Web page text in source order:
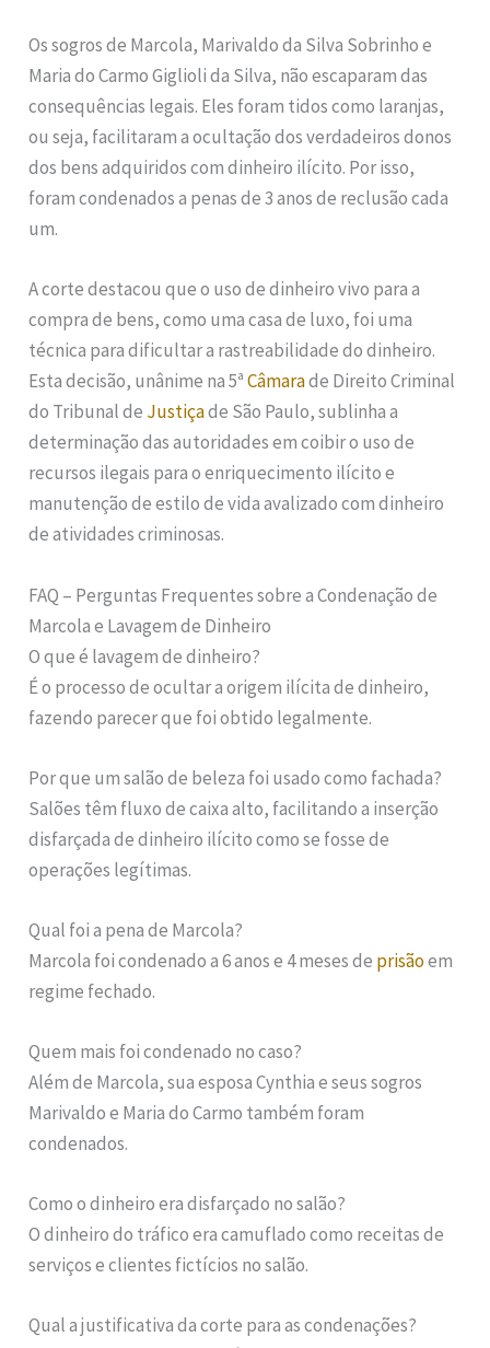
Os sogros de Marcola, Marivaldo da Silva Sobrinho e
Maria do Carmo Giglioli da Silva, não escaparam das
consequências legais. Eles foram tidos como laranjas,
ou seja, facilitaram a ocultação dos verdadeiros donos
dos bens adquiridos com dinheiro ilícito. Por isso,
foram condenados a penas de 3 anos de reclusão cada
um.
A corte destacou que o uso de dinheiro vivo para a
compra de bens, como uma casa de luxo, foi uma
técnica para dificultar a rastreabilidade do dinheiro.
Esta decisão, unânime na 5ªCâmarade Direito Criminal
do Tribunal de Justiçade São Paulo, sublinha a
determinação das autoridades em coibir o uso de
recursos ilegais para o enriquecimento ilícito e
manutenção de estilo de vida avalizado com dinheiro
de atividades criminosas.
FAQ – Perguntas Frequentes sobre a Condenação de
Marcola e Lavagem de Dinheiro
O que é lavagem de dinheiro?
É o processo de ocultar a origem ilícita de dinheiro,
fazendo parecer que foi obtido legalmente.
Por que um salão de beleza foi usado como fachada?
Salões têm fluxo de caixa alto, facilitando a inserção
disfarçada de dinheiro ilícito como se fosse de
operações legítimas.
Qual foi a pena de Marcola?
Marcola foi condenado a 6 anos e 4 meses de prisãoem
regime fechado.
Quem mais foi condenado no caso?
Além de Marcola, sua esposa Cynthia e seus sogros
Marivaldo e Maria do Carmo também foram
condenados.
Como o dinheiro era disfarçado no salão?
O dinheiro do tráfico era camuflado como receitas de
serviços e clientes fictícios no salão.
Qual a justificativa da corte para as condenações?